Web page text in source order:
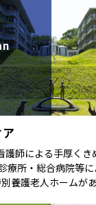
師による手厚くき
療所・総合病院等
養護老人ホームがあ